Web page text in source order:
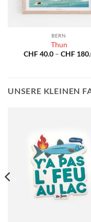
BERN
Thun
CHF40.0 – CHF
UNSERE KLEINEN